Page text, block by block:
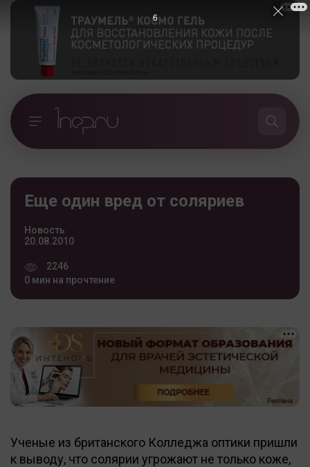
Еще один вред от соляриев
Новость
20.08.2010
2246
0 мин на прочтение
Ученые из британского Колледжа оптики пришли
к выводу, что солярии угрожают не только коже,
5